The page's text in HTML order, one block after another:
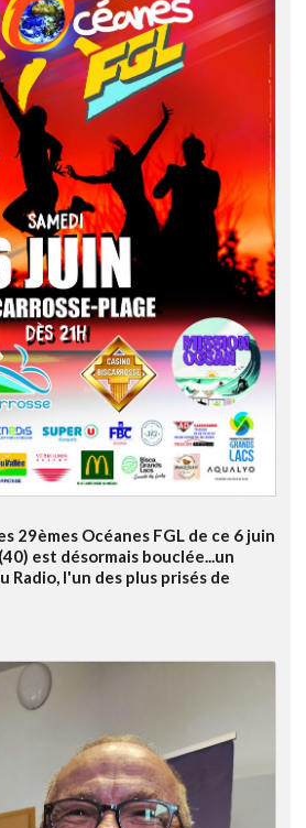
29èmes Océanes FGL de ce 6 juin
est désormais bouclée...un
Radio, l'un des plus prisés de